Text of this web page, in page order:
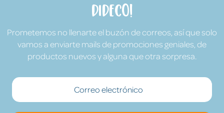
Dideco!
Prometemos no llenarte el buzón de correos, así que solo
vamos a enviarte mails de promociones geniales, de
productos nuevos y alguna que otra sorpresa.